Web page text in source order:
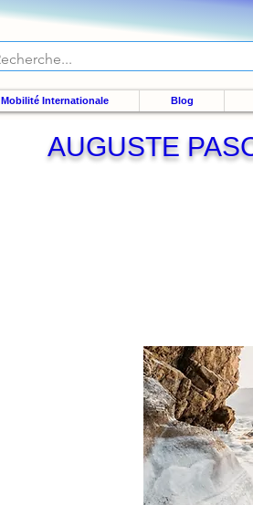
Mobilité Internationale Blog
AUGUSTE